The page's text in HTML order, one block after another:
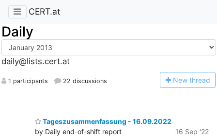
CERT.at
Daily
daily@lists.cert.at
1 participants 22 discussions New thread
Tageszusammenfassung - 16.09.2022
by Daily end-of-shift report
16 Sep '22